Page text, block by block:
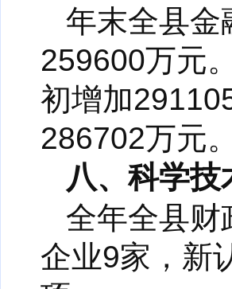
年末全县金
259600万元
初增加
286702万元。
八、科学技
全年全县财
企业9家，新